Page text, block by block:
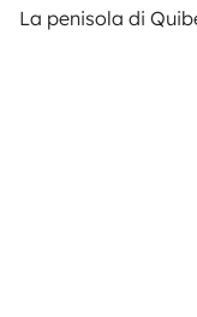
La penisola di